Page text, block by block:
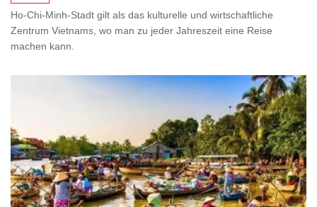
Ho-Chi-Minh-Stadt gilt als das kulturelle und wirtschaftliche
Zentrum Vietnams, wo man zu jeder Jahreszeit eine Reise
machen kann.